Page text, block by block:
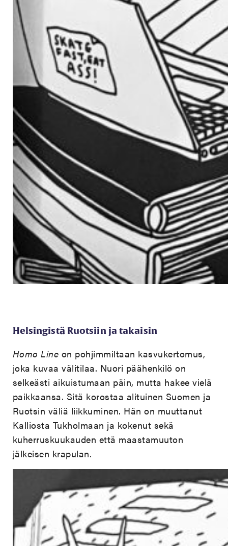
Helsingistä Ruotsiin ja takaisin
Homo Line on pohjimmiltaan kasvukertomus,
joka kuvaa välitilaa. Nuori päähenkilö on
selkeästi aikuistumaan päin, mutta hakee vielä
paikkaansa. Sitä korostaa alituinen Suomen ja
Ruotsin väliä liikkuminen. Hän on muuttanut
Kalliosta Tukholmaan ja kokenut sekä
kuherruskuukauden että maastamuuton
jälkeisen krapulan.